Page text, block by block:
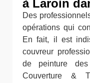
à Laroin
Des
opérations qui
En fait, il est
couvreur
de peinture
Couverture &